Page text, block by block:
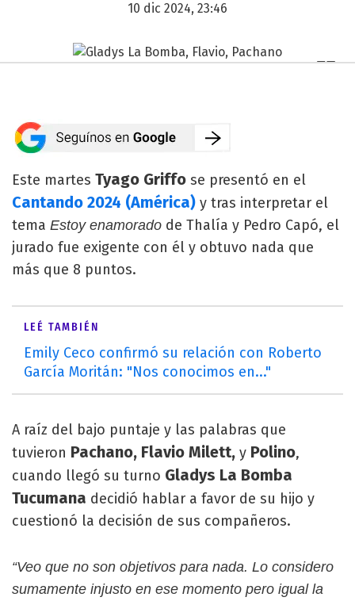
10 dic 2024, 23:46
Este martes Tyago Griffo se presentó en el
Cantando 2024 (América) y tras interpretar el
tema Estoy enamorado de Thalía y Pedro Capó, el
jurado fue exigente con él y obtuvo nada que
más que 8 puntos.
LEÉ TAMBIÉN
Emily Ceco confirmó su relación con Roberto
García Moritán: "Nos conocimos en..."
A raíz del bajo puntaje y las palabras que
tuvieron Pachano, Flavio Milett, y Polino,
cuando llegó su turno Gladys La Bomba
Tucumana decidió hablar a favor de su hijo y
cuestionó la decisión de sus compañeros.
“Veo que no son objetivos para nada. Lo considero
sumamente injusto en ese momento pero igual la